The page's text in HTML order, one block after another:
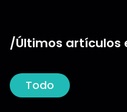
/Últimos artículos
Todo